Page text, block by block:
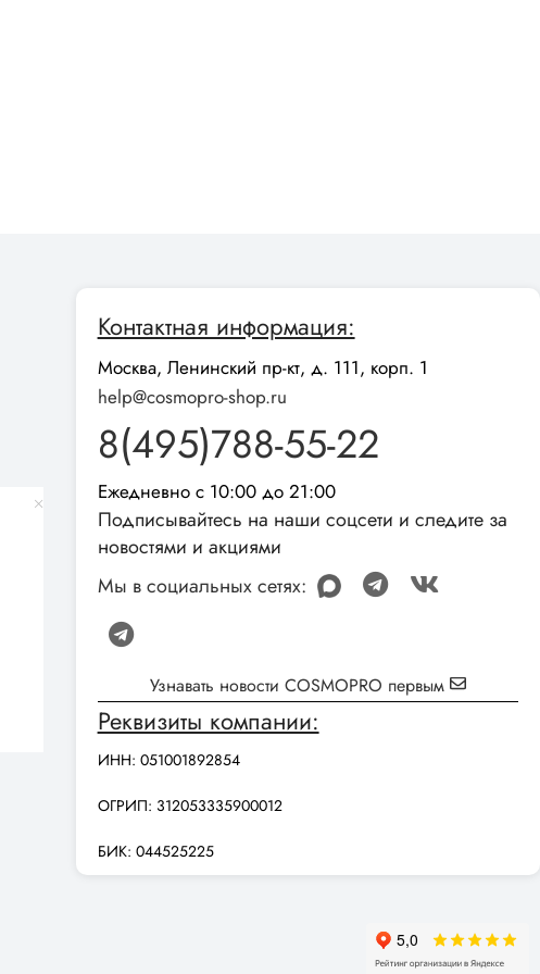
Контактная информация:
Москва, Ленинский пр-кт, д. 111, корп. 1
help@cosmopro-shop.ru
8(495)788-55-22
Ежедневно с 10:00 до 21:00
Подписывайтесь на наши соцсети и следите за
новостями и акциями
Мы в социальных сетях:
Узнавать новости COSMOPRO первым
Реквизиты компании:
ИНН: 051001892854
ОГРИП: 312053335900012
БИК: 044525225